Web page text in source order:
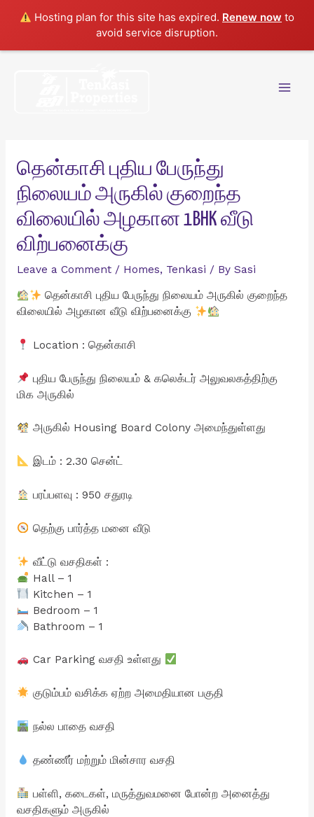
Hosting plan for this site has expired. Renew now to
avoid service disruption.
தென்காசி புதிய பேருந்து
நிலையம் அருகில் குறைந்த
விலையில் அழகான 1BHK வீடு
விற்பனைக்கு
Leave a Comment / Homes, Tenkasi / By Sasi
தென்காசி புதிய பேருந்து நிலையம் அருகில் குறைந்த
விலையில் அழகான வீடு விற்பனைக்கு
Location : தென்காசி
புதிய பேருந்து நிலையம் & கலெக்டர் அலுவலகத்திற்கு
மிக அருகில்
அருகில் Housing Board Colony அமைந்துள்ளது
இடம் : 2.30 சென்ட்
பரப்பளவு : 950 சதுரடி
தெற்கு பார்த்த மனை வீடு
வீட்டு வசதிகள் :
Hall – 1
Kitchen – 1
Bedroom – 1
Bathroom – 1
Car Parking வசதி உள்ளது
குடும்பம் வசிக்க ஏற்ற அமைதியான பகுதி
நல்ல பாதை வசதி
தண்ணீர் மற்றும் மின்சார வசதி
பள்ளி, கடைகள், மருத்துவமனை போன்ற அனைத்து
வசதிகளும் அருகில்